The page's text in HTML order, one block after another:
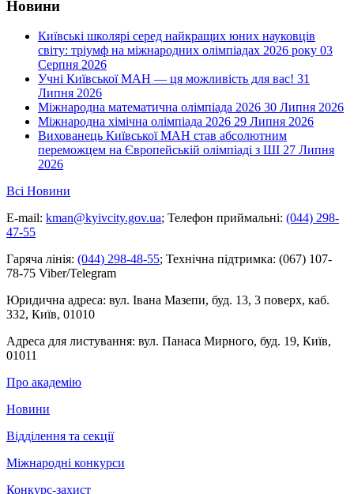
Новини
Київські школярі серед найкращих юних науковців
світу: тріумф на міжнародних олімпіадах 2026 року 03
Серпня 2026
Учні Київської МАН — ця можливість для вас! 31
Липня 2026
Міжнародна математична олімпіада 2026 30 Липня 2026
Міжнародна хімічна олімпіада 2026 29 Липня 2026
Вихованець Київської МАН став абсолютним
переможцем на Європейській олімпіаді з ШІ 27 Липня
2026
Всі Новини
E-mail: kman@kyivcity.gov.ua; Телефон приймальні: (044) 298-
47-55
Гаряча лінія: (044) 298-48-55; Технічна підтримка: (067) 107-
78-75 Viber/Telegram
Юридична адреса: вул. Івана Мазепи, буд. 13, 3 поверх, каб.
332, Київ, 01010
Адреса для листування: вул. Панаса Мирного, буд. 19, Київ,
01011
Про академію
Новини
Відділення та секції
Міжнародні конкурси
Конкурс-захист